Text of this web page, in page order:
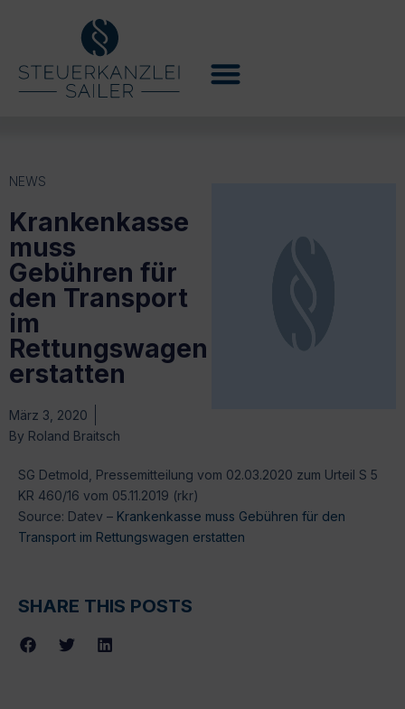
NEWS
Krankenkasse
muss
Gebühren für
den Transport
im
Rettungswagen
erstatten
März 3, 2020
By Roland Braitsch
SG Detmold, Pressemitteilung vom 02.03.2020 zum Urteil S 5
KR 460/16 vom 05.11.2019 (rkr)
Source: Datev – Krankenkasse muss Gebühren für den
Transport im Rettungswagen erstatten
SHARE THIS POSTS